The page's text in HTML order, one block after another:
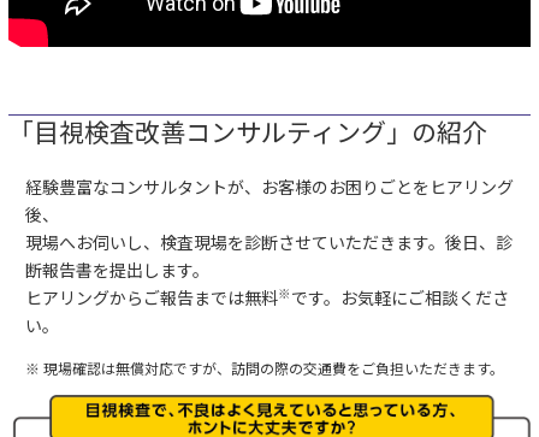
「目視検査改善コンサルティング」の紹介
経験豊富なコンサルタントが、お客様のお困りごとをヒアリング
後、
現場へお伺いし、検査現場を診断させていただきます。後日、診
断報告書を提出します。
ヒアリングからご報告までは無料※ です。お気軽にご相談くださ
い。
※ 現場確認は無償対応ですが、訪問の際の交通費をご負担いただきます。